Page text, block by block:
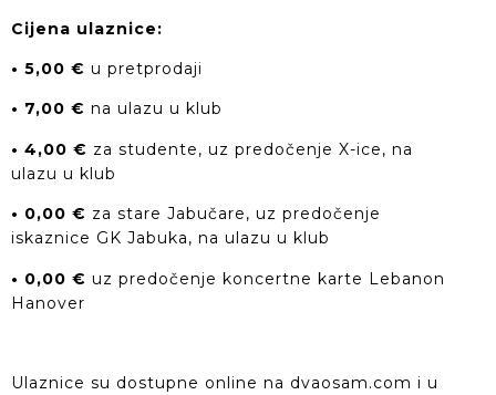
Cijena ulaznice:
• 5,00 € u pretprodaji
• 7,00 € na ulazu u klub
• 4,00 € za studente, uz predočenje X-ice, na
ulazu u klub
• 0,00 € za stare Jabučare, uz predočenje
iskaznice GK Jabuka, na ulazu u klub
• 0,00 € uz predočenje koncertne karte Lebanon
Hanover
Ulaznice su dostupne online na dvaosam.com i u